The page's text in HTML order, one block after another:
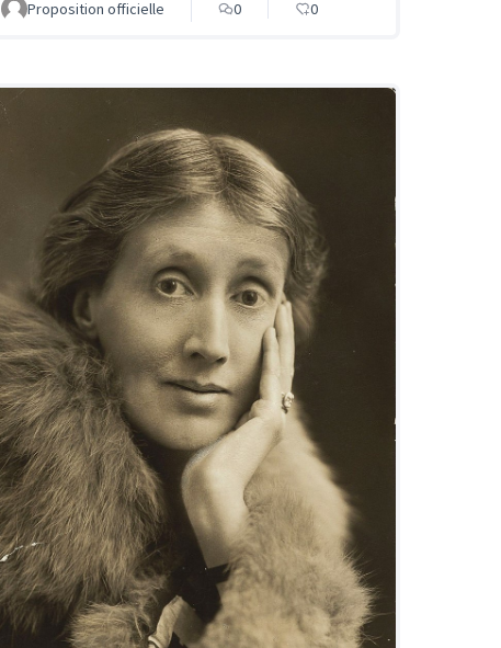
Proposition officielle 0 0